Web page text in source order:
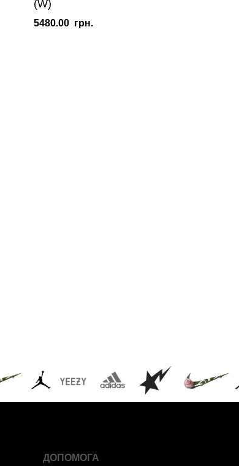
(W)
5480.00 грн.
ДОПОМОГА